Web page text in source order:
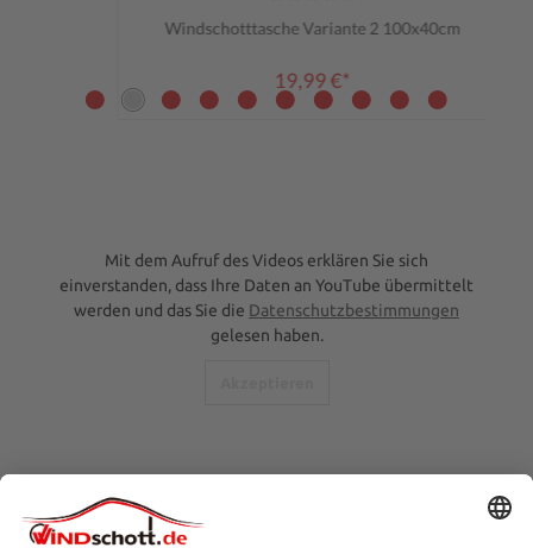
Durchschnittliche Bewertung von 0 von 5 Sternen
Windschotttasche Variante 2 100x40cm
19,99 €*
Mit dem Aufruf des Videos erklären Sie sich
einverstanden, dass Ihre Daten an YouTube übermittelt
werden und das Sie die Datenschutzbestimmungen
gelesen haben.
SERVICE-HOTLINE